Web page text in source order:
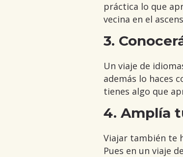
práctica lo que
vecina en el
3.
Un viaje de
además lo haces
tienes algo que
4. Amplía
Viajar también te
Pues en un viaje